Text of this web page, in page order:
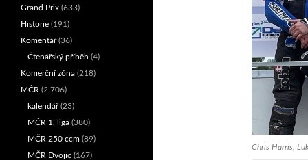
Chris Harris,
Grand Prix (633)
Historie (191)
Komentář(36)
Čtenářský příběh (4)
Komerční zóna (218)
MČR (2 706)
kalendář(23)
MČR 1. liga (380)
MČR 250 ccm (89)
MČR Dvojic (167)